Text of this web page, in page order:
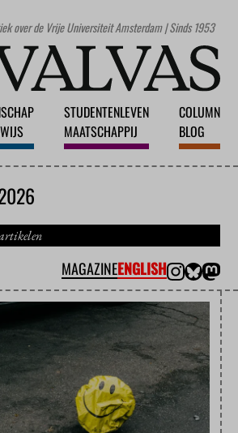
over de Vrije Universiteit Amsterdam | Sinds 1953
STUDENTENLEVEN
MAATSCHAPPIJ
COLUMN
BLOG
MAGAZINEENGLISH